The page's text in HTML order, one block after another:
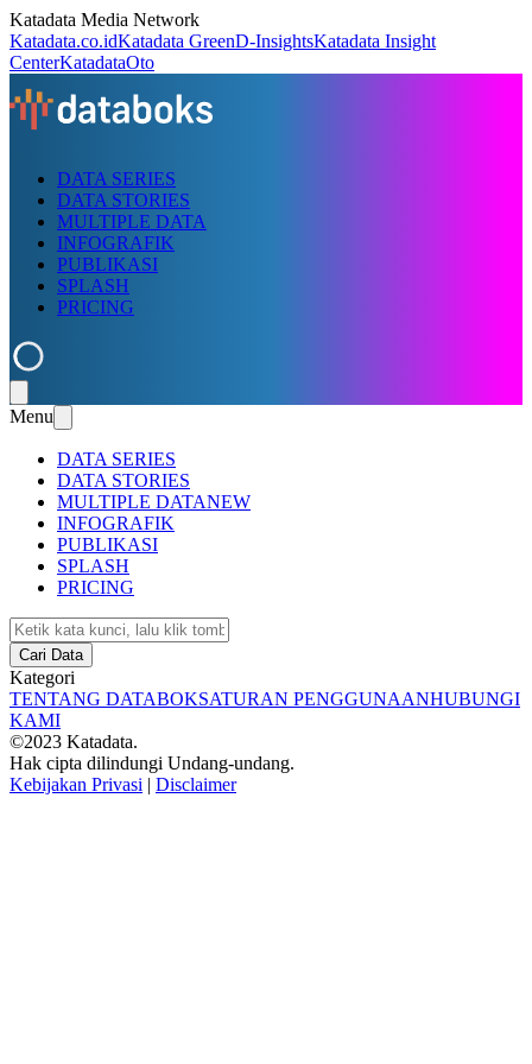
Katadata Media Network
Katadata.co.idKatadata GreenD-InsightsKatadata Insight
CenterKatadataOto
DATA SERIES
DATA STORIES
MULTIPLE DATA
INFOGRAFIK
PUBLIKASI
SPLASH
PRICING
Menu
DATA SERIES
DATA STORIES
MULTIPLE DATANEW
INFOGRAFIK
PUBLIKASI
SPLASH
PRICING
Cari Data
Kategori
TENTANG DATABOKSATURAN PENGGUNAANHUBUNGI
KAMI
©2023 Katadata.
Hak cipta dilindungi Undang-undang.
Kebijakan Privasi | Disclaimer